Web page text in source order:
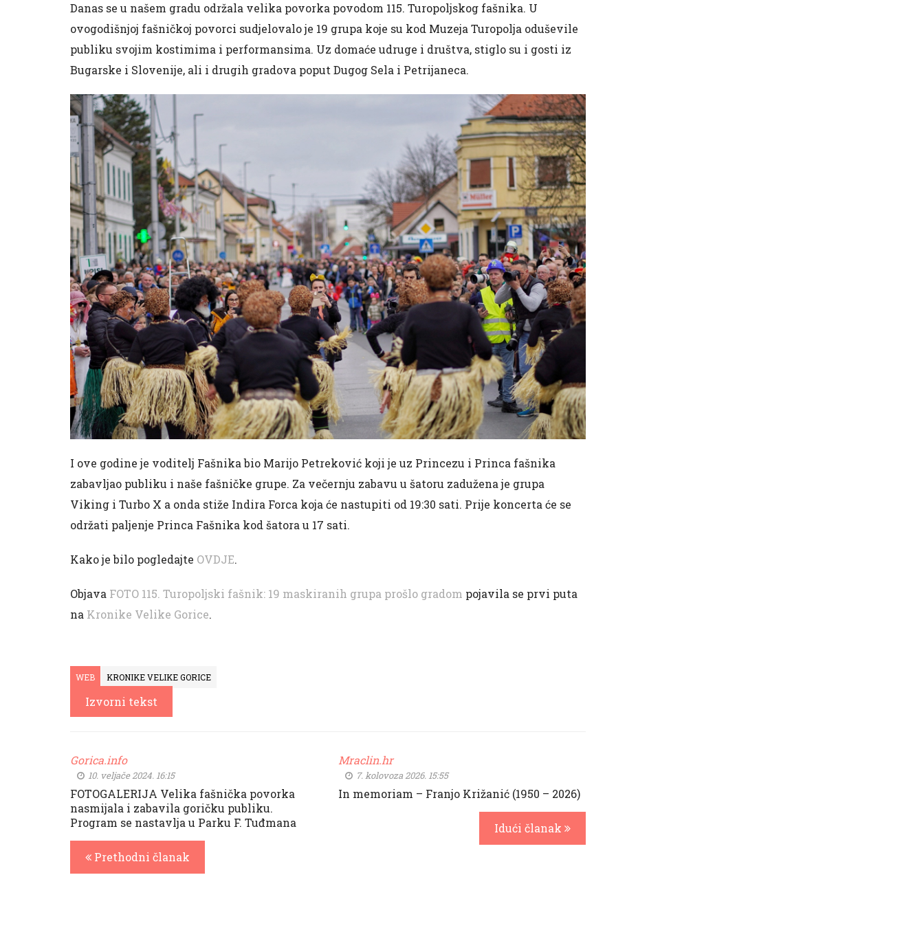
Danas se u našem gradu održala velika povorka povodom 115. Turopoljskog fašnika. U
ovogodišnjoj fašničkoj povorci sudjelovalo je 19 grupa koje su kod Muzeja Turopolja oduševile
publiku svojim kostimima i performansima. Uz domaće udruge i društva, stiglo su i gosti iz
Bugarske i Slovenije, ali i drugih gradova poput Dugog Sela i Petrijaneca.
I ove godine je voditelj Fašnika bio Marijo Petreković koji je uz Princezu i Princa fašnika
zabavljao publiku i naše fašničke grupe. Za večernju zabavu u šatoru zadužena je grupa
Viking i Turbo X a onda stiže Indira Forca koja će nastupiti od 19:30 sati. Prije koncerta će se
održati paljenje Princa Fašnika kod šatora u 17 sati.
Kako je bilo pogledajte OVDJE.
Objava FOTO 115. Turopoljski fašnik: 19 maskiranih grupa prošlo gradom pojavila se prvi puta
na Kronike Velike Gorice.
WEB KRONIKE VELIKE GORICE
Izvorni tekst
Gorica.info
10. veljače 2024. 16:15
FOTOGALERIJA Velika fašnička povorka
nasmijala i zabavila goričku publiku.
Program se nastavlja u Parku F. Tuđmana
Prethodni članak
Mraclin.hr
7. kolovoza 2026. 15:55
In memoriam – Franjo Križanić (1950 – 2026)
Idući članak